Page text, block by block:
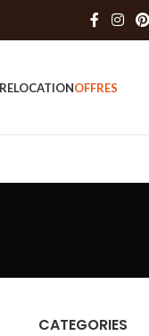
LOCATIONOFFRES
CATEGORIES